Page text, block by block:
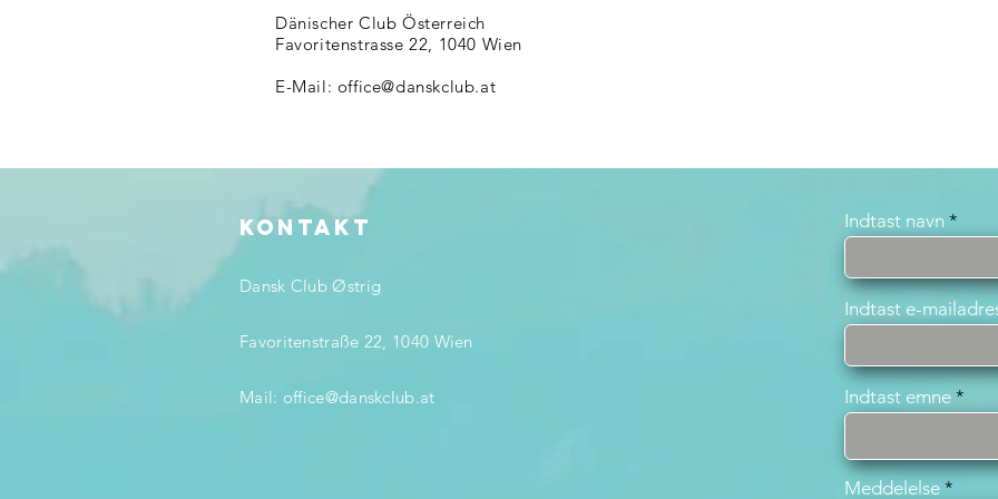
Dänischer Club Österreich
Favoritenstrasse 22, 1040 Wien
E-Mail: office@danskclub.at
KONTAKT
Dansk Club Østrig
Favoritenstraße 22, 1040 Wien
Mail: office@danskclub.at
Indtast navn
Indtast e-
Indtast emne
Meddelelse